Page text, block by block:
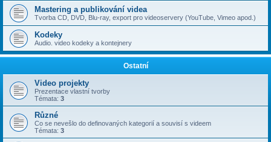
Mastering a publikování videa
Tvorba CD, DVD, Blu-ray, export pro videoservery (YouTube, Vimeo apod.)
Kodeky
Audio. video kodeky a kontejnery
Ostatní
Video projekty
Prezentace vlastní tvorby
Témata: 3
Různé
Co se nevešlo do definovaných kategorií a souvisí s videem
Témata: 3